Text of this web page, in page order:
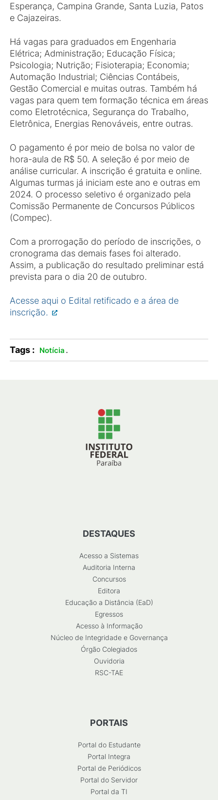
Esperança, Campina Grande, Santa Luzia, Patos
e Cajazeiras.
Há vagas para graduados em Engenharia
Elétrica; Administração; Educação Física;
Psicologia; Nutrição; Fisioterapia; Economia;
Automação Industrial; Ciências Contábeis,
Gestão Comercial e muitas outras. Também há
vagas para quem tem formação técnica em áreas
como Eletrotécnica, Segurança do Trabalho,
Eletrônica, Energias Renováveis, entre outras.
O pagamento é por meio de bolsa no valor de
hora-aula de R$ 50. A seleção é por meio de
análise curricular. A inscrição é gratuita e online.
Algumas turmas já iniciam este ano e outras em
2024. O processo seletivo é organizado pela
Comissão Permanente de Concursos Públicos
(Compec).
Com a prorrogação do período de inscrições, o
cronograma das demais fases foi alterado.
Assim, a publicação do resultado preliminar está
prevista para o dia 20 de outubro.
Acesse aqui o Edital retificado e a área de
inscrição.
Tags : Notícia .
DESTAQUES
Acesso a Sistemas
Auditoria Interna
Concursos
Editora
Educação a Distância (EaD)
Egressos
Acesso à Informação
Núcleo de Integridade e Governança
Órgão Colegiados
Ouvidoria
RSC-TAE
PORTAIS
Portal do Estudante
Portal Integra
Portal de Periódicos
Portal do Servidor
Portal da TI